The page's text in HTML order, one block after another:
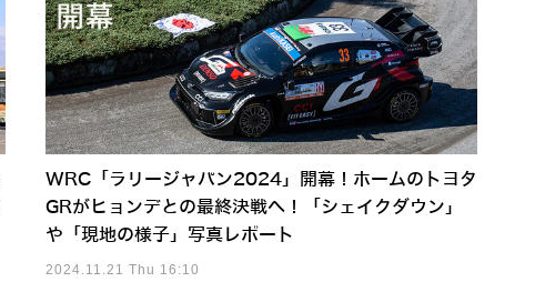
WRC「ラリージャパン2024」開幕！ホームのトヨタ
GRがヒョンデとの最終決戦へ！「シェイクダウン」
や「現地の様子」写真レポート
2024.11.21 Thu 16:10